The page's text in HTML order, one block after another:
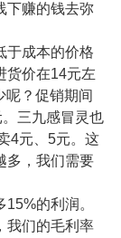
下赚的钱去弥
于成本的价格
货价在14元左
呢？促销期间
三九感冒灵也
4元、5元。这
多，我们需要
的利润。
我们的毛利率